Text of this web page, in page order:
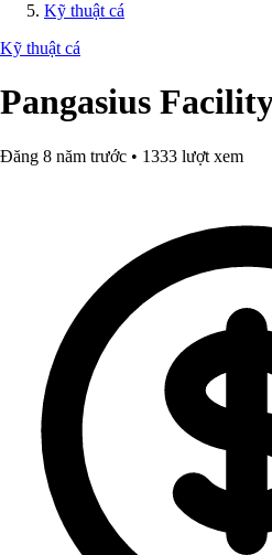
Kỹ thuật cá
Kỹ thuật cá
Pangasius
Đăng 8 năm trước • 1333 lượt xem